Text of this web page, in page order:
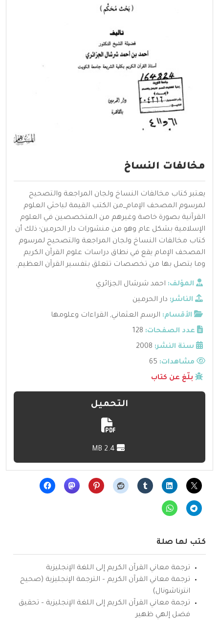
مخالفات النساخ
يعتبر كتاب مخالفات النساخ ولجان المراجعة والتصحيح
لمرسوم المصحف الإمام_من الكتب القيمة لباحثي العلوم
القرآنية بصورة خاصة وغيرهم من المتخصصين في العلوم
الإسلامية بشكل عام وهو من منشورات دار الحرمين؛ ذلك أن
كتاب مخالفات النساخ ولجان المراجعة والتصحيح لمرسوم
المصحف الإمام يقع في نطاق دراسات علوم القرآن الكريم
وما يتصل بها من تخصصات تتعلق بتفسير القرآن العظيم.
المؤلف: احمد شرشال الجزائري
الناشر: دار الحرمين
الأقسام: الرسم العثماني, القراءات وعلومها
عدد الصفحات: 128
سنة النشر: 2008
مشاهدات:
بلّغ عن كتاب
التحميل
كتب لها صلة
ترجمة معاني القرآن الكريم إلى اللغة الإنجليزية
ترجمة معاني القرآن الكريم – الترجمة الإنجليزية (صحيح
انترناشونال)
ترجمة معاني القرآن الكريم إلى اللغة الإنجليزية – تحقيق
فضل إلهي ظهير